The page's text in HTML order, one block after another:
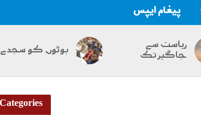
پیغام ایپس
ریاست سے
جاگیر تک
بوٹوں کو سجدے
Categories